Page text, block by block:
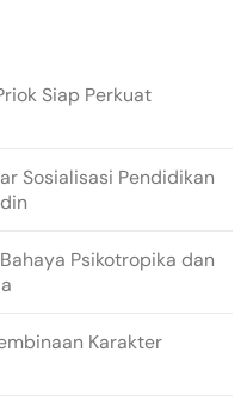
Siap Perkuat
Sosialisasi Pendidikan
Psikotropika dan
Karakter